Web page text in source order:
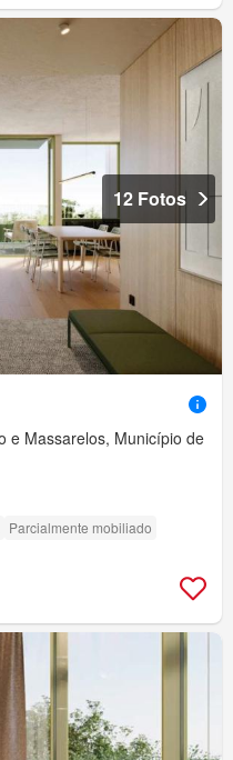
12 Fotos
e Massarelos, Município de
Parcialmente mobiliado